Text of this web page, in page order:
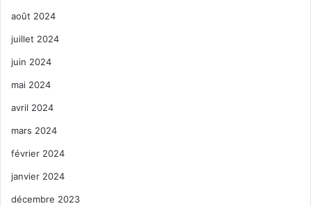
août 2024
juillet 2024
juin 2024
mai 2024
avril 2024
mars 2024
février 2024
janvier 2024
décembre 2023